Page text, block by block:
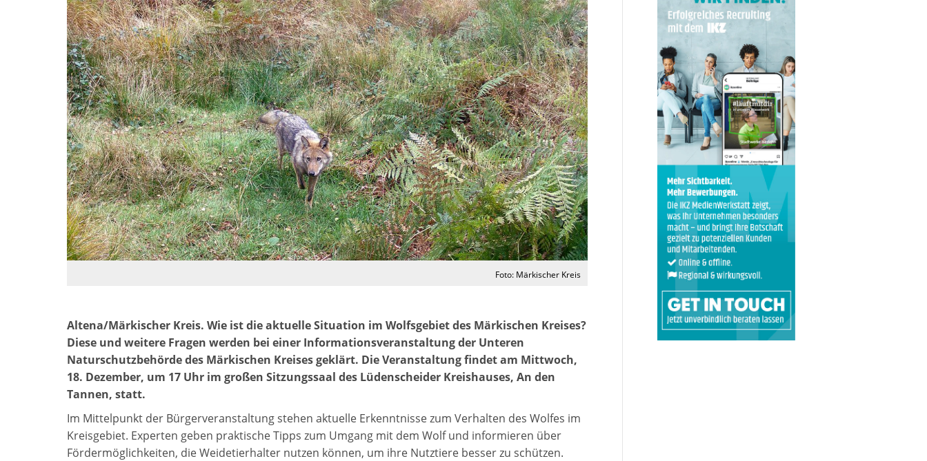
Foto: Märkischer Kreis
Altena/Märkischer Kreis. Wie ist die aktuelle Situation im Wolfsgebiet des Märkischen Kreises?
Diese und weitere Fragen werden bei einer Informationsveranstaltung der Unteren
Naturschutzbehörde des Märkischen Kreises geklärt. Die Veranstaltung findet am Mittwoch,
18. Dezember, um 17 Uhr im großen Sitzungssaal des Lüdenscheider Kreishauses, An den
Tannen, statt.
Im Mittelpunkt der Bürgerveranstaltung stehen aktuelle Erkenntnisse zum Verhalten des Wolfes im
Kreisgebiet. Experten geben praktische Tipps zum Umgang mit dem Wolf und informieren über
Fördermöglichkeiten, die Weidetierhalter nutzen können, um ihre Nutztiere besser zu schützen.